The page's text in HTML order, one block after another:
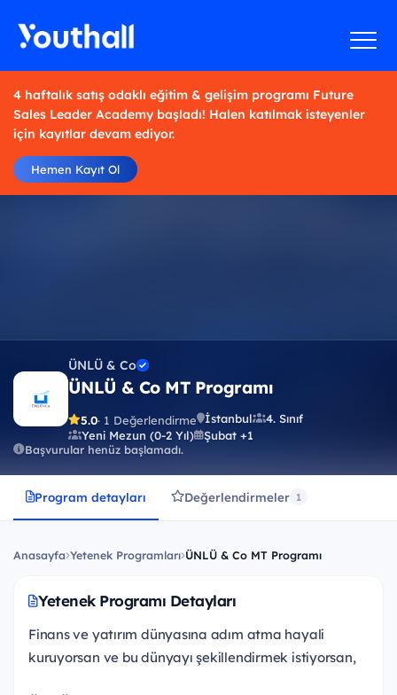
4 haftalık satış odaklı eğitim & gelişim programı Future
Sales Leader Academy başladı! Halen katılmak isteyenler
için kayıtlar devam ediyor.
Hemen Kayıt Ol
ÜNLÜ & Co
ÜNLÜ & Co MT Programı
5.0· 1 Değerlendirme İstanbul
4. Sınıf
Yeni Mezun (0-2 Yıl)
Şubat +1
Başvurular henüz başlamadı.
Program detayları Değerlendirmeler 1
Anasayfa Yetenek Programları ÜNLÜ & Co MT Programı
Yetenek Programı Detayları
Finans ve yatırım dünyasına adım atma hayali
kuruyorsan ve bu dünyayı şekillendirmek istiyorsan,